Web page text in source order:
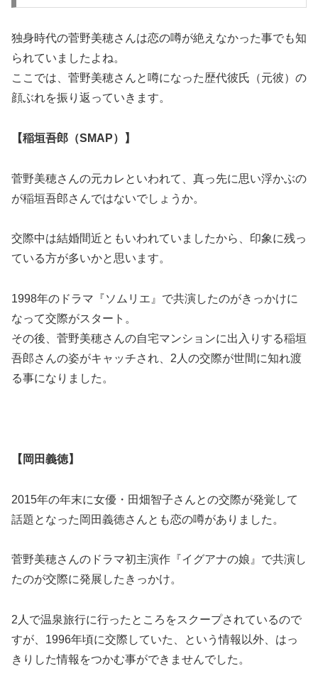
独身時代の菅野美穂さんは恋の噂が絶えなかった事でも知
られていましたよね。
ここでは、菅野美穂さんと噂になった歴代彼氏（元彼）の
顔ぶれを振り返っていきます。
【稲垣吾郎（SMAP）】
菅野美穂さんの元カレといわれて、真っ先に思い浮かぶの
が稲垣吾郎さんではないでしょうか。
交際中は結婚間近ともいわれていましたから、印象に残っ
ている方が多いかと思います。
1998年のドラマ『ソムリエ』で共演したのがきっかけに
なって交際がスタート。
その後、菅野美穂さんの自宅マンションに出入りする稲垣
吾郎さんの姿がキャッチされ、2人の交際が世間に知れ渡
る事になりました。
【岡田義徳】
2015年の年末に女優・田畑智子さんとの交際が発覚して
話題となった岡田義徳さんとも恋の噂がありました。
菅野美穂さんのドラマ初主演作『イグアナの娘』で共演し
たのが交際に発展したきっかけ。
2人で温泉旅行に行ったところをスクープされているので
すが、1996年頃に交際していた、という情報以外、はっ
きりした情報をつかむ事ができませんでした。